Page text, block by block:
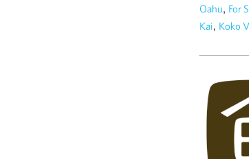
Oahu, For
Kai, Koko